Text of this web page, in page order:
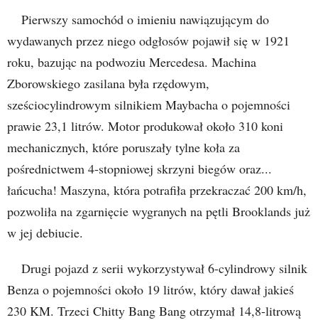
Pierwszy samochód o imieniu nawiązującym do
wydawanych przez niego odgłosów pojawił się w 1921
roku, bazując na podwoziu Mercedesa. Machina
Zborowskiego zasilana była rzędowym,
sześciocylindrowym silnikiem Maybacha o pojemności
prawie 23,1 litrów. Motor produkował około 310 koni
mechanicznych, które poruszały tylne koła za
pośrednictwem 4-stopniowej skrzyni biegów oraz...
łańcucha! Maszyna, która potrafiła przekraczać 200 km/h,
pozwoliła na zgarnięcie wygranych na pętli Brooklands już
w jej debiucie.
Drugi pojazd z serii wykorzystywał 6-cylindrowy silnik
Benza o pojemności około 19 litrów, który dawał jakieś
230 KM. Trzeci Chitty Bang Bang otrzymał 14,8-litrową